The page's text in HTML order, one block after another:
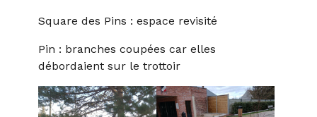
Square des Pins : espace revisité
Pin : branches coupées car elles
débordaient sur le trottoir